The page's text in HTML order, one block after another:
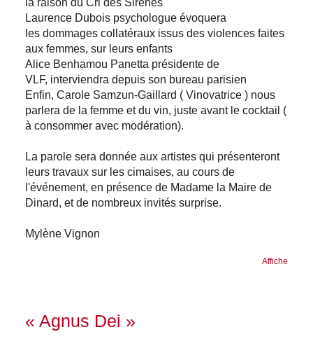
Laurence Dubois psychologue évoquera
les dommages collatéraux issus des violences faites
aux femmes, sur leurs enfants
Alice Benhamou Panetta présidente de
VLF, interviendra depuis son bureau parisien
Enfin, Carole Samzun-Gaillard ( Vinovatrice ) nous
parlera de la femme et du vin, juste avant le cocktail (
à consommer avec modération).
La parole sera donnée aux artistes qui présenteront
leurs travaux sur les cimaises, au cours de
l'événement, en présence de Madame la Maire de
Dinard, et de nombreux invités surprise.
Mylène Vignon
Affiche
« Agnus Dei »